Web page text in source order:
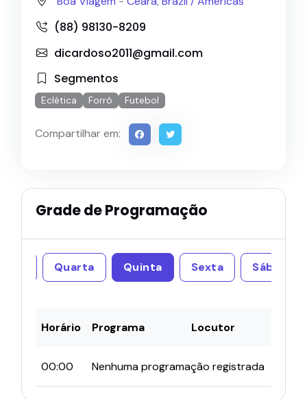
(88) 98130-8209
dicardoso2011@gmail.com
Segmentos
Eclética Forró Futebol
Compartilhar em:
Grade de Programação
Quarta Quinta Sexta Sábado
Horário Programa Locutor
00:00 Nenhuma programação registrada